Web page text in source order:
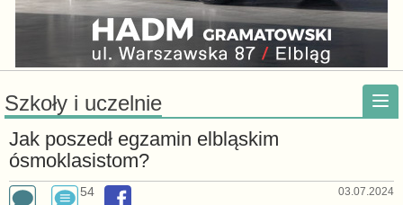
Szkoły i uczelnie
Jak poszedł egzamin elbląskim
ósmoklasistom?
54 03.07.2024